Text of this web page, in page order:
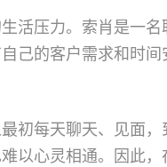
活压力。索肖是一
己的客户需求和时
初每天聊天、见面
以心灵相通。因此